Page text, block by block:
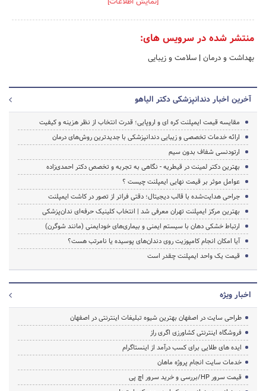
منتشر شده در سرویس های:
بهداشت و درمان | سلامت و زیبایی
آخرین اخبار دندانپزشکی دکتر الیاهو
مقایسه قیمت ایمپلنت کره ای و اروپایی؛ قدرت انتخاب از نظر هزینه و کیفیت
ارائه خدمات تخصصی و زیبایی دندانپزشکی با جدیدترین روش‌های درمان
ارتودنسی شفاف بدون سیم
بهترین دکتر لمینت در قیطریه - نگاهی به تجربه و تخصص دکتر احمدی‌زاده
عوامل موثر بر قیمت نهایی ایمپلنت چیست ؟
جراحی هدایت‌شده با قالب دیجیتال؛ دقتی فراتر از تصور در کاشت ایمپلنت
بهترین مرکز ایمپلنت تهران معرفی شد | انتخاب کلینیک حرفه‌ای ندان‌پزشکی
ارتباط خشکی دهان با سیستم ایمنی و بیماری‌های خودایمنی (مانند شوگرن)
آیا امکان انجام کامپوزیت روی دندان‌های پوسیده یا نامرتب هست؟
قیمت یک واحد ایمپلنت چقدر است
اخبار ویژه
طراحی سایت در اصفهان بهترین شیوه تبلیغات اینترنتی در اصفهان
فروشگاه اینترنتی کشاورزی اگری راز
ایده های طلایی برای کسب درآمد از اینستاگرام
خدمات سایت انجام پروژه ماهان
قیمت سرور HP/بررسی و خرید سرور اچ پی